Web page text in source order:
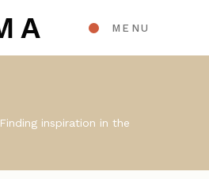
MENU
Finding inspiration in the